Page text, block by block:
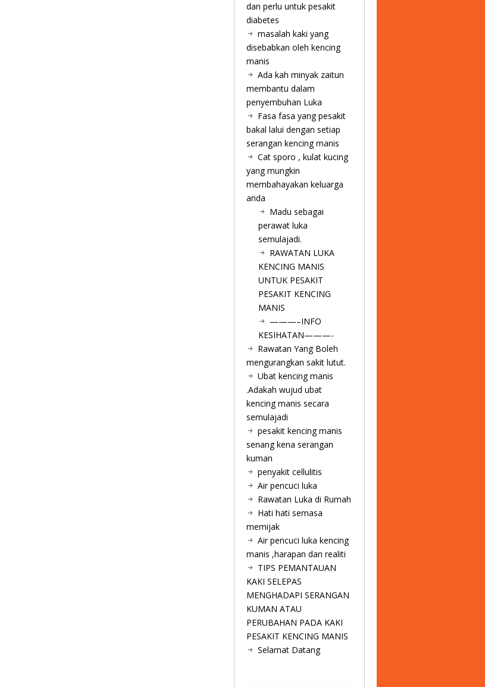
dan perlu untuk pesakit
diabetes
masalah kaki yang
disebabkan oleh kencing
manis
Ada kah minyak zaitun
membantu dalam
penyembuhan Luka
Fasa fasa yang pesakit
bakal lalui dengan setiap
serangan kencing manis
Cat sporo , kulat kucing
yang mungkin
membahayakan keluarga
anda
Madu sebagai
perawat luka
semulajadi.
RAWATAN LUKA
KENCING MANIS
UNTUK PESAKIT
PESAKIT KENCING
MANIS
———–INFO
KESIHATAN———-
Rawatan Yang Boleh
mengurangkan sakit lutut.
Ubat kencing manis
.Adakah wujud ubat
kencing manis secara
semulajadi
pesakit kencing manis
senang kena serangan
kuman
penyakit cellulitis
Air pencuci luka
Rawatan Luka di Rumah
Hati hati semasa
memijak
Air pencuci luka kencing
manis ,harapan dan realiti
TIPS PEMANTAUAN
KAKI SELEPAS
MENGHADAPI SERANGAN
KUMAN ATAU
PERUBAHAN PADA KAKI
PESAKIT KENCING MANIS
Selamat Datang